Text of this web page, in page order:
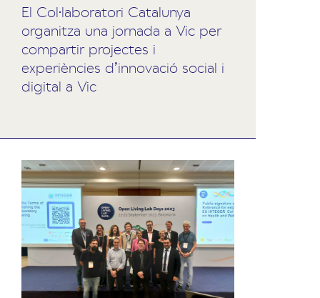
El Col·laboratori Catalunya
organitza una jornada a Vic per
compartir projectes i
experiències d’innovació social i
digital a Vic